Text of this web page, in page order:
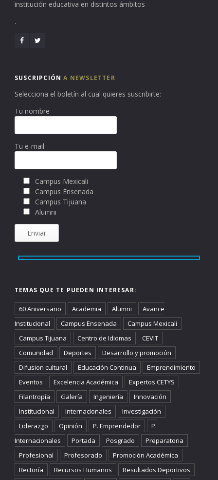
institución educativa en distintos ámbitos
.
SUSCRIPCIÓNA NEWSLETTER
Selecciona el boletín al cual quieres suscribirte:
Tu nombre
Tu e-mail
Campus Mexicali
Campus Ensenada
Campus Tijuana
Alumni
TEMAS QUE TE PUEDEN INTERESAR:
60 Aniversario Academia Alumni
Avance
Institucional
Campus Ensenada
Campus Mexicali
Campus Tijuana
Centro de Idiomas
CEVIT
Comunidad
Deportes
Desarrollo y promoción
Difusion cultural
Educación Continua
Emprendimiento
Eventos
Excelencia Académica
Expertos CETYS
Filantropía
Galería Ingeniería
Innovación
Institucional
Internacionales
Investigación
Liderazgo
Opinión P. Emprendedor
P.
Internacionales
Portada Posgrado
Preparatoria
Profesional
Profesorado
Promoción Académica
Rectoría
Recursos Humanos Resultados Deportivos